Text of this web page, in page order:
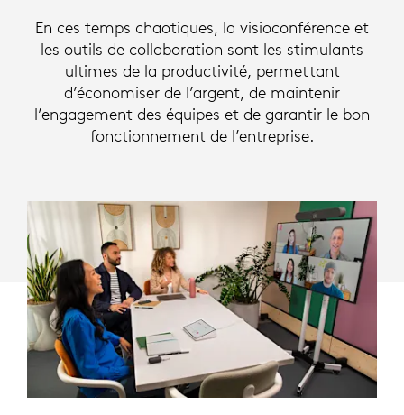
LES
ENTREPRISES
En ces temps chaotiques, la visioconférence et
les outils de collaboration sont les stimulants
ultimes de la productivité, permettant
d’économiser de l’argent, de maintenir
l’engagement des équipes et de garantir le bon
fonctionnement de l’entreprise.